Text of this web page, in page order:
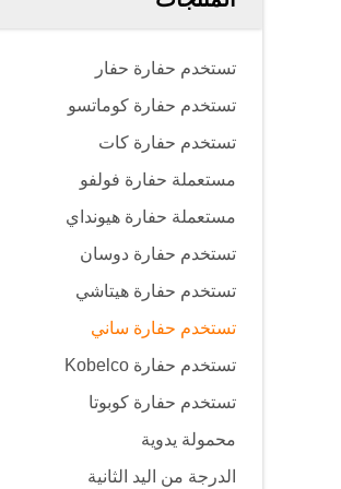
تستخدم حفارة حفار
تستخدم حفارة كوماتسو
تستخدم حفارة كات
مستعملة حفارة فولفو
مستعملة حفارة هيونداي
تستخدم حفارة دوسان
تستخدم حفارة هيتاشي
تستخدم حفارة ساني
تستخدم حفارة Kobelco
تستخدم حفارة كوبوتا
محمولة يدوية
الدرجة من اليد الثانية